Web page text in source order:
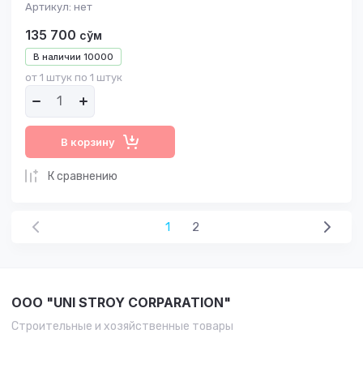
Артикул: нет
В наличии 10000
135 700 сўм
от 1 штук по 1 штук
В корзину
К сравнению
1 2
OOO "UNI STROY CORPARATION"
Строительные и хозяйственные товары